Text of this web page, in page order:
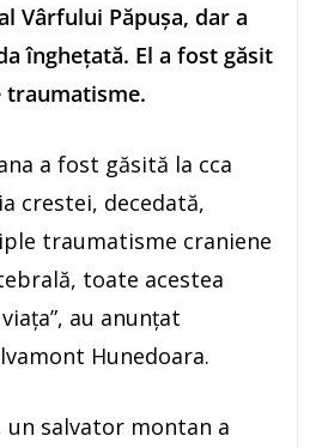
Vârfului Păpuşa, dar a
îngheţată. El a fost găsit
a fost găsită la cca
crestei, decedată,
traumatisme craniene
toate acestea
au anunţat
Hunedoara.
salvator montan a